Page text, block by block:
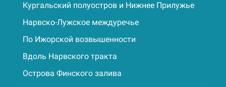
Кургальский полуостров и Нижнее Прилужье
Нарвско-Лужское междуречье
По Ижорской возвышенности
Вдоль Нарвского тракта
Острова Финского залива